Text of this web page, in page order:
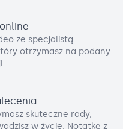
ze specjalistą.
otrzymasz na podany
skuteczne rady,
w życie. Notatkę z